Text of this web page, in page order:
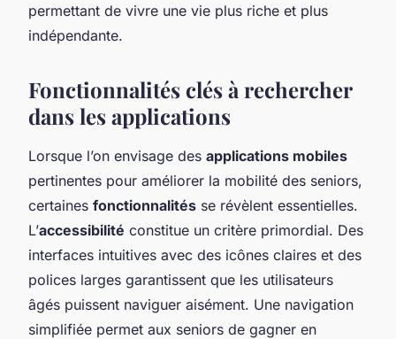
permettant de vivre une vie plus riche et plus
indépendante.
Fonctionnalités clés à rechercher
dans les applications
Lorsque l’on envisage des applications mobiles
pertinentes pour améliorer la mobilité des seniors,
certaines fonctionnalités se révèlent essentielles.
L’accessibilité constitue un critère primordial. Des
interfaces intuitives avec des icônes claires et des
polices larges garantissent que les utilisateurs
âgés puissent naviguer aisément. Une navigation
simplifiée permet aux seniors de gagner en